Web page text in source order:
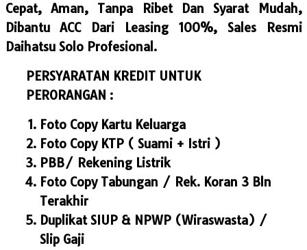
Cepat, Aman, Tanpa Ribet Dan Syarat Mudah,
Dibantu ACC Dari Leasing 100%, Sales Resmi
Daihatsu Solo Profesional.
PERSYARATAN KREDIT UNTUK
PERORANGAN :
Foto Copy Kartu Keluarga
Foto Copy KTP ( Suami + Istri )
PBB/ Rekening Listrik
Foto Copy Tabungan / Rek. Koran 3 Bln
Terakhir
Duplikat SIUP & NPWP (Wiraswasta) /
Slip Gaji